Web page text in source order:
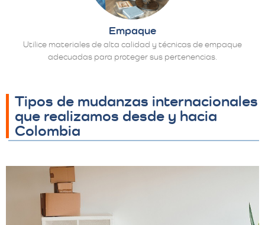
Empaque
Utilice materiales de alta calidad y técnicas de empaque
adecuadas para proteger sus pertenencias.
Tipos de mudanzas internacionales
que realizamos desde y hacia
Colombia